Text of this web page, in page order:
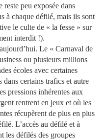
peu exposée dans
à chaque défilé, mais ils sont
le culte de « la fesse » sur
interdit !).
Le « Carnaval de
ou plusieurs millions
écoles avec certaines
certains trafics et autre
pressions inhérentes aux
rentrent en jeux et où les
récupèrent de plus en plus
L’accès au défilé et à
les défilés des groupes